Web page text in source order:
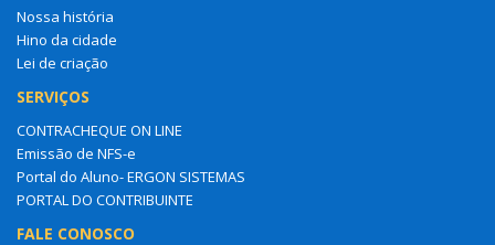
Nossa história
Hino da cidade
Lei de criação
SERVIÇOS
CONTRACHEQUE ON LINE
Emissão de NFS-e
Portal do Aluno- ERGON SISTEMAS
PORTAL DO CONTRIBUINTE
FALE CONOSCO